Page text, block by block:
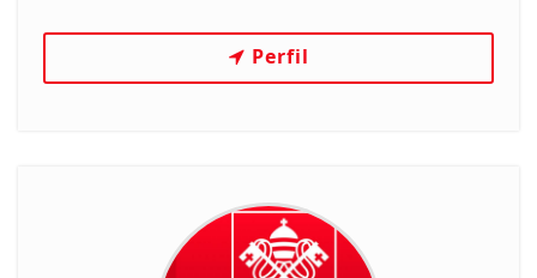
Perfil